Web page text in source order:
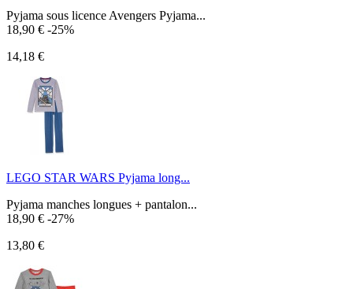
Pyjama sous licence Avengers Pyjama...
18,90 € -25%
14,18 €
LEGO STAR WARS Pyjama long...
Pyjama manches longues + pantalon...
18,90 € -27%
13,80 €